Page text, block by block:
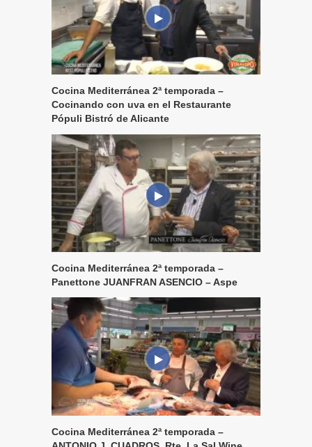
Cocina Mediterránea 2ª temporada –
Cocinando con uva en el Restaurante
Pópuli Bistró de Alicante
Cocina Mediterránea 2ª temporada –
Panettone JUANFRAN ASENCIO – Aspe
Cocina Mediterránea 2ª temporada –